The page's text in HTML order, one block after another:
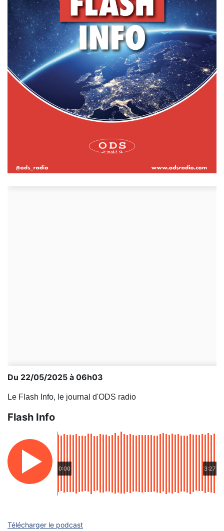
Du 22/05/2025 à 06h03
Le Flash Info, le journal d'ODS radio
Flash Info
0:00 3:27
Télécharger le podcast